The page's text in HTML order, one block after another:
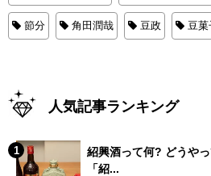
節分 角田潤哉 豆政 豆菓
人気記事ランキング
紹興酒って何? どうや
「紹...